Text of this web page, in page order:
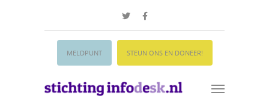
MELDPUNT STEUN ONS EN DONEER!